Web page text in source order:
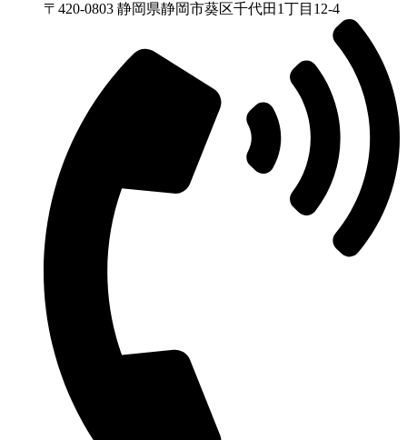
〒420-0803 静岡県静岡市葵区千代⽥1丁⽬12-4